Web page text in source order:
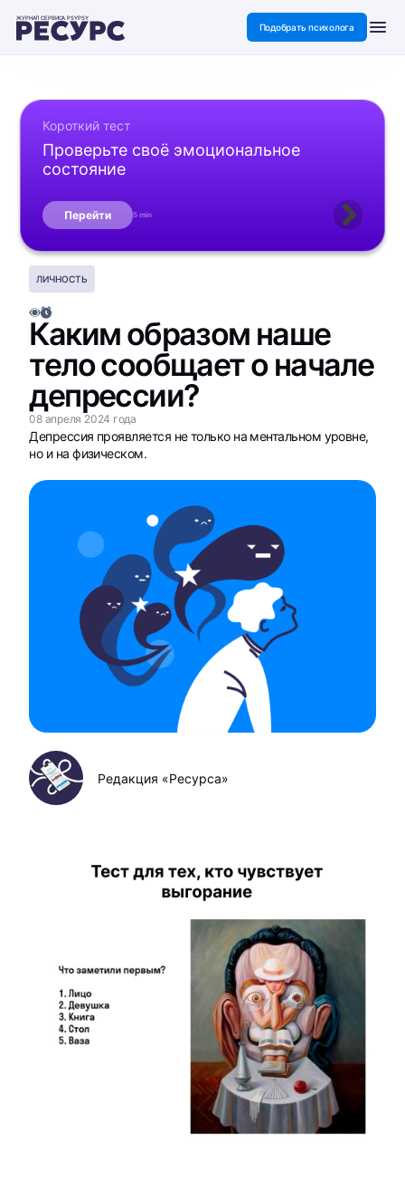
ЖУРНАЛ СЕРВИСА PSYPSY
Подобрать психолога
Короткий тест
Проверьте своё эмоциональное
состояние
Перейти 5 min
ЛИЧНОСТЬ
Каким образом наше
тело сообщает о начале
депрессии?
08 апреля 2024 года
Депрессия проявляется не только на ментальном уровне,
но и на физическом.
Редакция «Ресурса»